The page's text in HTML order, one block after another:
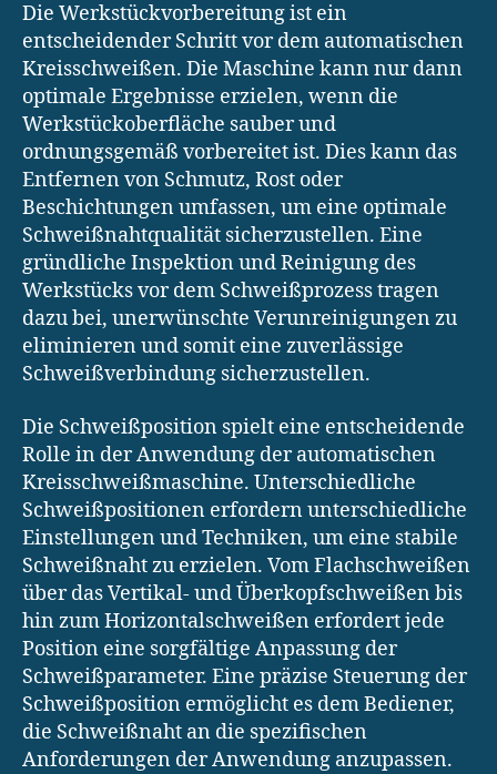
Die Werkstückvorbereitung ist ein
entscheidender Schritt vor dem automatischen
Kreisschweißen. Die Maschine kann nur dann
optimale Ergebnisse erzielen, wenn die
Werkstückoberfläche sauber und
ordnungsgemäß vorbereitet ist. Dies kann das
Entfernen von Schmutz, Rost oder
Beschichtungen umfassen, um eine optimale
Schweißnahtqualität sicherzustellen. Eine
gründliche Inspektion und Reinigung des
Werkstücks vor dem Schweißprozess tragen
dazu bei, unerwünschte Verunreinigungen zu
eliminieren und somit eine zuverlässige
Schweißverbindung sicherzustellen.
Die Schweißposition spielt eine entscheidende
Rolle in der Anwendung der automatischen
Kreisschweißmaschine. Unterschiedliche
Schweißpositionen erfordern unterschiedliche
Einstellungen und Techniken, um eine stabile
Schweißnaht zu erzielen. Vom Flachschweißen
über das Vertikal- und Überkopfschweißen bis
hin zum Horizontalschweißen erfordert jede
Position eine sorgfältige Anpassung der
Schweißparameter. Eine präzise Steuerung der
Schweißposition ermöglicht es dem Bediener,
die Schweißnaht an die spezifischen
Anforderungen der Anwendung anzupassen.